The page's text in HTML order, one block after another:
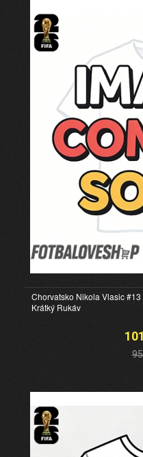
Chorvatsko Nikola Vlasic
Krátký Rukáv